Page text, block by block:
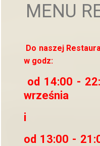
MENU
Do naszej
w godz:
od 14:00 -
września
i
od 13:00 -